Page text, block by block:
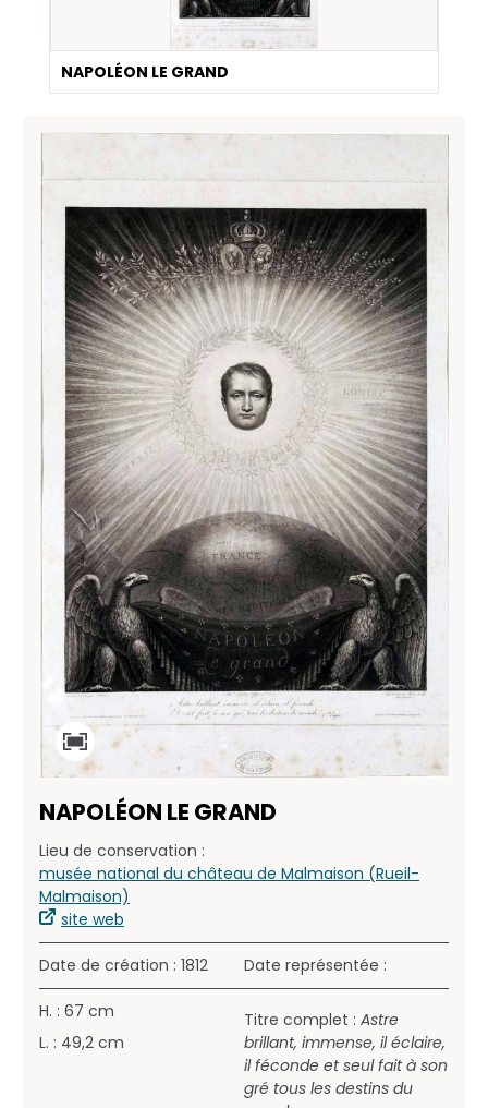
NAPOLÉON LE GRAND
NAPOLÉON LE GRAND
Lieu de conservation :
musée national du château de Malmaison (Rueil-
Malmaison)
site web
Date de création : 1812 Date représentée :
H. : 67 cm
L. : 49,2 cm
Titre complet : Astre
brillant, immense, il éclaire,
il féconde et seul fait à son
gré tous les destins du